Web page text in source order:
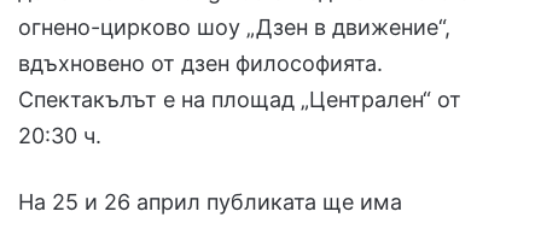
огнено-цирково шоу „Дзен в движение“,
вдъхновено от дзен философията.
Спектакълът е на площад „Централен“ от
20:30 ч.
На 25 и 26 април публиката ще има